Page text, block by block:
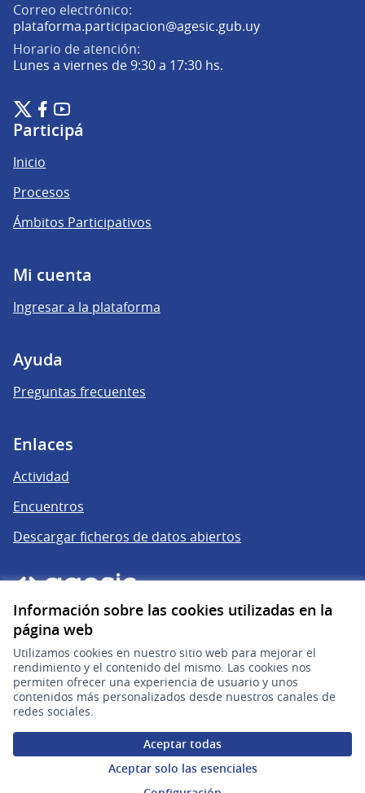
Información sobre las cookies utilizadas en la
página web
Utilizamos cookies en nuestro sitio web para mejorar el
rendimiento y el contenido del mismo. Las cookies nos
permiten ofrecer una experiencia de usuario y unos
contenidos más personalizados desde nuestros canales de
redes sociales.
Aceptar todas
Aceptar solo las esenciales
Correo electrónico:
plataforma.participacion@agesic.gub.uy(Abrir en una
Horario de atención:
Lunes a viernes de 9:30 a 17:30 hs.
Plataforma de Participación Ciudadana Digital en X
(Enlace externo)
Plataforma de Participación Ciudadana Digital en Facebook
(Enlace externo)
Plataforma de Participación Ciudadana Digital en
(Enlace externo)
Participá
Inicio
Procesos
Ámbitos Participativos
Mi cuenta
Ingresar a la plataforma
Ayuda
Preguntas frecuentes
Enlaces
Actividad
Encuentros
Descargar ficheros de datos abiertos
gub.uy
(Enlace externo)
Sitio oficial de la República Oriental del Uruguay
Configuración de cookies